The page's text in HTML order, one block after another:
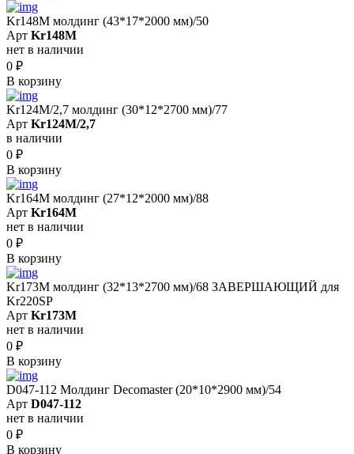
Kr148M молдинг (43*17*2000 мм)/50
Арт Kr148M
нет в наличии
0 ₽
В корзину
Kr124M/2,7 молдинг (30*12*2700 мм)/77
Арт Kr124M/2,7
в наличии
0 ₽
В корзину
Kr164M молдинг (27*12*2000 мм)/88
Арт Kr164M
нет в наличии
0 ₽
В корзину
Kr173M молдинг (32*13*2700 мм)/68 ЗАВЕРШАЮЩИЙ для
Kr220SP
Арт Kr173M
нет в наличии
0 ₽
В корзину
D047-112 Молдинг Decomaster (20*10*2900 мм)/54
Арт D047-112
нет в наличии
0 ₽
В корзину